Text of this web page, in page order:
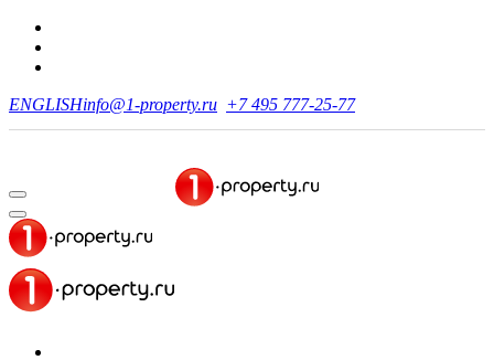
ENGLISHinfo@1-property.ru +7 495 777-25-77